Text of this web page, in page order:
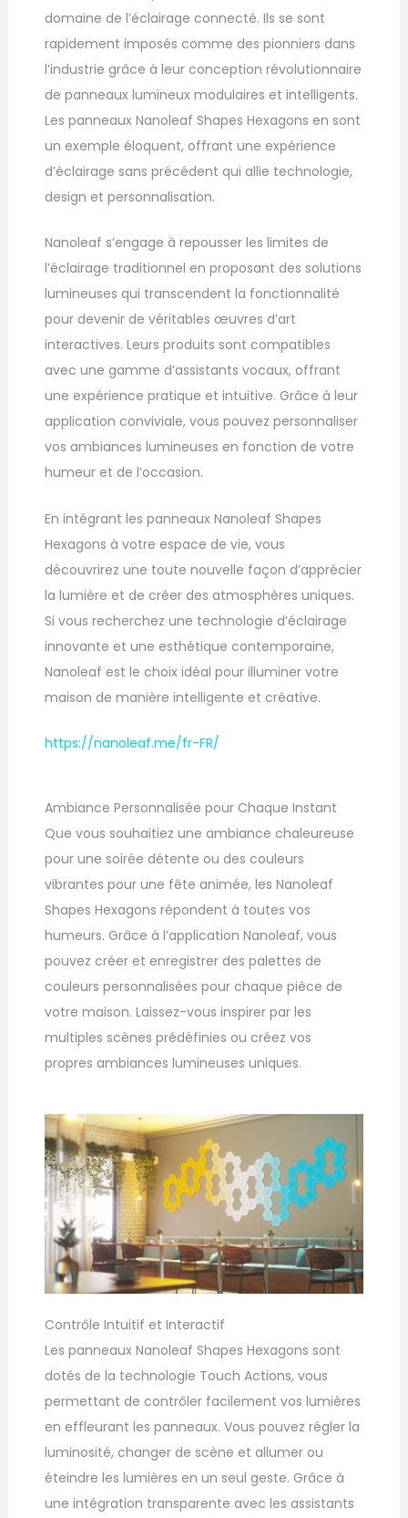
domaine de l’éclairage connecté. Ils se sont
rapidement imposés comme des pionniers dans
l’industrie grâce à leur conception révolutionnaire
de panneaux lumineux modulaires et intelligents.
Les panneaux Nanoleaf Shapes Hexagons en sont
un exemple éloquent, offrant une expérience
d’éclairage sans précédent qui allie technologie,
design et personnalisation.
Nanoleaf s’engage à repousser les limites de
l’éclairage traditionnel en proposant des solutions
lumineuses qui transcendent la fonctionnalité
pour devenir de véritables œuvres d’art
interactives. Leurs produits sont compatibles
avec une gamme d’assistants vocaux, offrant
une expérience pratique et intuitive. Grâce à leur
application conviviale, vous pouvez personnaliser
vos ambiances lumineuses en fonction de votre
humeur et de l’occasion.
En intégrant les panneaux Nanoleaf Shapes
Hexagons à votre espace de vie, vous
découvrirez une toute nouvelle façon d’apprécier
la lumière et de créer des atmosphères uniques.
Si vous recherchez une technologie d’éclairage
innovante et une esthétique contemporaine,
Nanoleaf est le choix idéal pour illuminer votre
maison de manière intelligente et créative.
https://nanoleaf.me/fr-FR/
Ambiance Personnalisée pour Chaque Instant
Que vous souhaitiez une ambiance chaleureuse
pour une soirée détente ou des couleurs
vibrantes pour une fête animée, les Nanoleaf
Shapes Hexagons répondent à toutes vos
humeurs. Grâce à l’application Nanoleaf, vous
pouvez créer et enregistrer des palettes de
couleurs personnalisées pour chaque pièce de
votre maison. Laissez-vous inspirer par les
multiples scènes prédéfinies ou créez vos
propres ambiances lumineuses uniques.
Contrôle Intuitif et Interactif
Les panneaux Nanoleaf Shapes Hexagons sont
dotés de la technologie Touch Actions, vous
permettant de contrôler facilement vos lumières
en effleurant les panneaux. Vous pouvez régler la
luminosité, changer de scène et allumer ou
éteindre les lumières en un seul geste. Grâce à
une intégration transparente avec les assistants